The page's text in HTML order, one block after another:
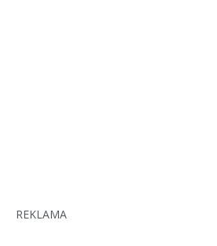
REKLAMA